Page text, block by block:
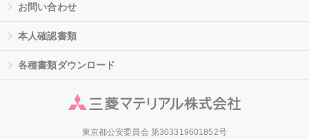
お問い合わせ
本人確認書類
各種書類ダウンロード
東京都公安委員会 第303319601852号